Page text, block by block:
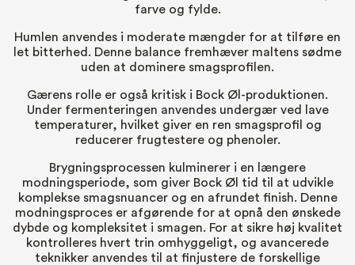
farve og fylde.
Humlen anvendes i moderate mængder for at tilføre en
let bitterhed. Denne balance fremhæver maltens sødme
uden at dominere smagsprofilen.
Gærens rolle er også kritisk i Bock Øl-produktionen.
Under fermenteringen anvendes undergær ved lave
temperaturer, hvilket giver en ren smagsprofil og
reducerer frugtestere og phenoler.
Brygningsprocessen kulminerer i en længere
modningsperiode, som giver Bock Øl tid til at udvikle
komplekse smagsnuancer og en afrundet finish. Denne
modningsproces er afgørende for at opnå den ønskede
dybde og kompleksitet i smagen. For at sikre høj kvalitet
kontrolleres hvert trin omhyggeligt, og avancerede
teknikker anvendes til at finjustere de forskellige